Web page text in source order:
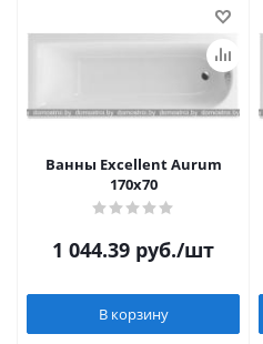
Ванны Excellent Aurum
170x70
1 044.39 руб./шт
В корзину